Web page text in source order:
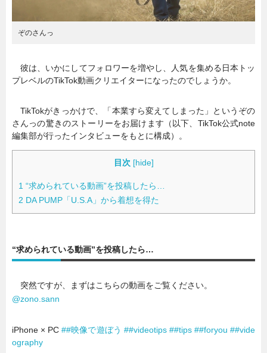
ぞのさんっ
彼は、いかにしてフォロワーを増やし、人気を集める日本トッ
プレベルのTikTok動画クリエイターになったのでしょうか。
TikTokがきっかけで、「本業すら変えてしまった」というぞの
さんっの驚きのストーリーをお届けます（以下、TikTok公式note
編集部が行ったインタビューをもとに構成）。
目次 [hide]
1 “求められている動画”を投稿したら…
2 DA PUMP「U.S.A」から着想を得た
“求められている動画”を投稿したら…
突然ですが、まずはこちらの動画をご覧ください。
@zono.sann
iPhone × PC##映像で遊ぼう ##videotips ##tips ##foryou ##vide
ography